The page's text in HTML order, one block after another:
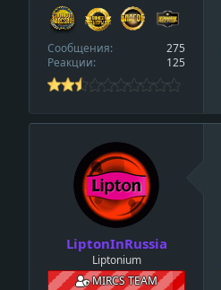
Сообщения
275
Реакции
125
LiptonInRussia
Liptonium
MIRCS TEAM